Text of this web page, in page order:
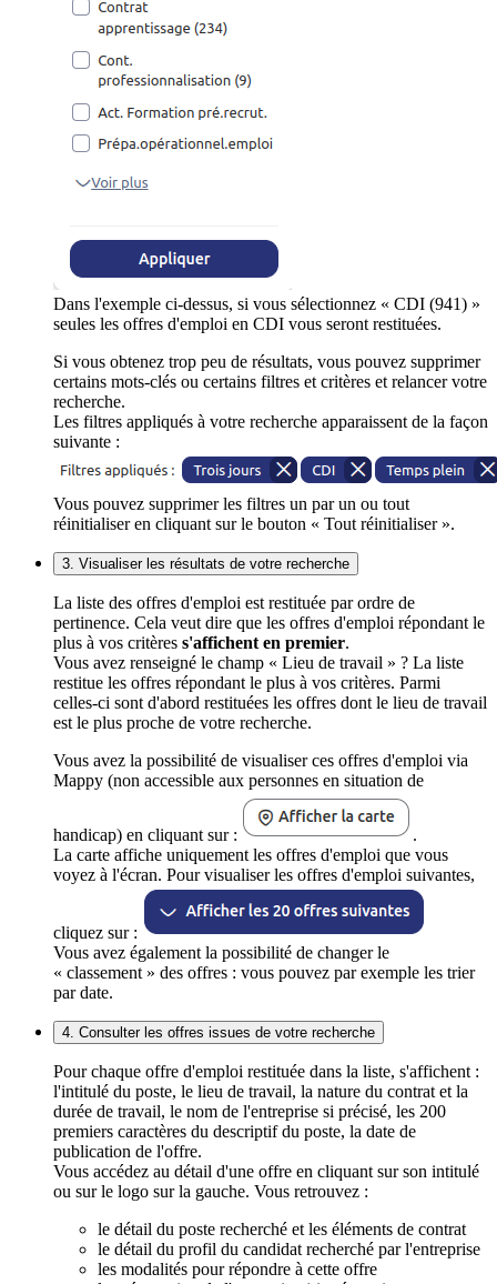
Dans l'exemple ci-dessus, si vous sélectionnez « CDI (941) »
seules les offres d'emploi en CDI vous seront restituées.
Si vous obtenez trop peu de résultats, vous pouvez supprimer
certains mots-clés ou certains filtres et critères et relancer votre
recherche.
Les filtres appliqués à votre recherche apparaissent de la façon
suivante :
Vous pouvez supprimer les filtres un par un ou tout
réinitialiser en cliquant sur le bouton « Tout réinitialiser ».
3. Visualiser les résultats de votre recherche
La liste des offres d'emploi est restituée par ordre de
pertinence. Cela veut dire que les offres d'emploi répondant le
plus à vos critères s'affichent en premier.
Vous avez renseigné le champ « Lieu de travail » ? La liste
restitue les offres répondant le plus à vos critères. Parmi
celles-ci sont d'abord restituées les offres dont le lieu de travail
est le plus proche de votre recherche.
Vous avez la possibilité de visualiser ces offres d'emploi via
Mappy (non accessible aux personnes en situation de
handicap) en cliquant sur :
.
La carte affiche uniquement les offres d'emploi que vous
voyez à l'écran. Pour visualiser les offres d'emploi suivantes,
cliquez sur :
Vous avez également la possibilité de changer le
« classement » des offres : vous pouvez par exemple les trier
par date.
4. Consulter les offres issues de votre recherche
Pour chaque offre d'emploi restituée dans la liste, s'affichent :
l'intitulé du poste, le lieu de travail, la nature du contrat et la
durée de travail, le nom de l'entreprise si précisé, les 200
premiers caractères du descriptif du poste, la date de
publication de l'offre.
Vous accédez au détail d'une offre en cliquant sur son intitulé
ou sur le logo sur la gauche. Vous retrouvez :
le détail du poste recherché et les éléments de contrat
le détail du profil du candidat recherché par l'entreprise
les modalités pour répondre à cette offre